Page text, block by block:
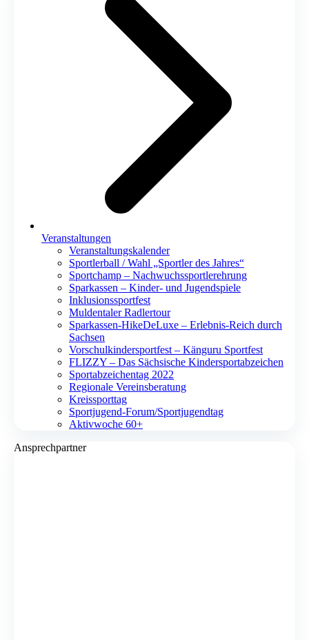
Veranstaltungen
Veranstaltungskalender
Sportlerball / Wahl „Sportler des Jahres“
Sportchamp – Nach­wuchs­sportler­ehrung
Sparkassen – Kinder- und Jugendspiele
Inklusionssportfest
Muldentaler Radlertour
Sparkassen-HikeDeLuxe – Erlebnis-Reich durch
Sachsen
Vorschulkindersportfest – Känguru Sportfest
FLIZZY – Das Sächsische Kindersportabzeichen
Sportabzeichentag 2022
Regionale Vereinsberatung
Kreissporttag
Sportjugend-Forum/Sport­jugend­tag
Aktivwoche 60+
Ansprechpartner